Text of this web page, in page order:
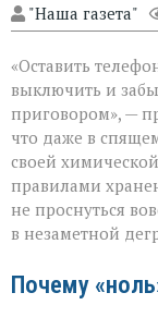
"Наша газета"
«Оставить
выключить и
приговором», —
что даже в
своей
правилами
не проснуться
в незаметной
Почему